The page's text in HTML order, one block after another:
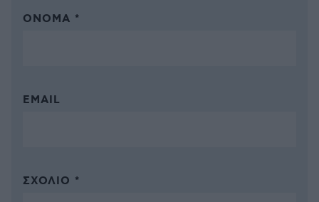
ΌΝΟΜΑ *
EMAIL
ΣΧΌΛΙΟ *